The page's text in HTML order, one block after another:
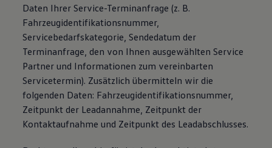
Daten Ihrer Service-Terminanfrage (z. B.
Fahrzeugidentifikationsnummer,
Servicebedarfskategorie, Sendedatum der
Terminanfrage, den von Ihnen ausgewählten Service
Partner und Informationen zum vereinbarten
Servicetermin). Zusätzlich übermitteln wir die
folgenden Daten: Fahrzeugidentifikationsnummer,
Zeitpunkt der Leadannahme, Zeitpunkt der
Kontaktaufnahme und Zeitpunkt des Leadabschlusses.